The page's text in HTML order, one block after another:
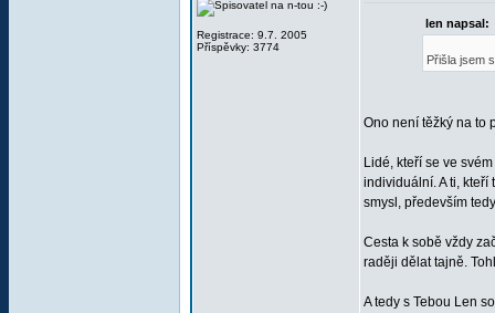
Registrace: 9.7. 2005
Příspěvky: 3774
len napsal:
Přišla jsem
Ono není těžký na to
Lidé, kteří se ve
individuální. A ti, kteří
smysl, především
Cesta k sobě vždy
raději dělat tajně.
A tedy s Tebou Len